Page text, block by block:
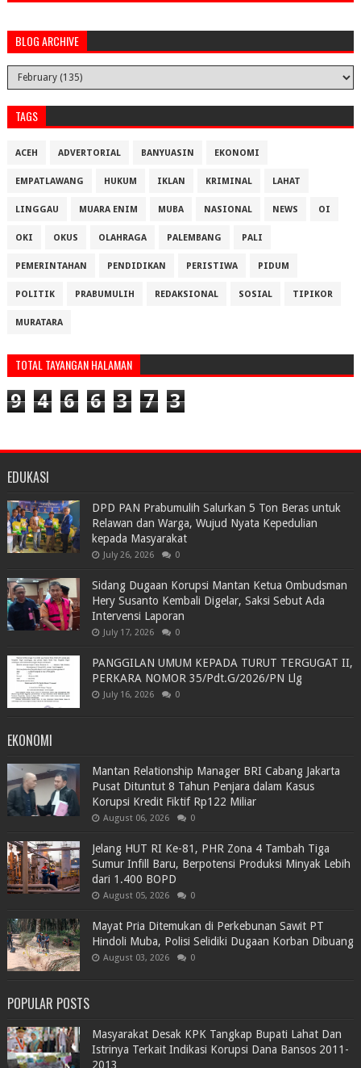
BLOG ARCHIVE
TAGS
ACEH ADVERTORIAL BANYUASIN EKONOMI
EMPATLAWANG HUKUM IKLAN KRIMINAL LAHAT
LINGGAU MUARA ENIM MUBA NASIONAL NEWS OI
OKI OKUS OLAHRAGA PALEMBANG PALI
PEMERINTAHAN PENDIDIKAN PERISTIWA PIDUM
POLITIK PRABUMULIH REDAKSIONAL SOSIAL TIPIKOR
MURATARA
TOTAL TAYANGAN HALAMAN
9 4 6 6 3 7 3
EDUKASI
DPD PAN Prabumulih Salurkan 5 Ton Beras untuk
Relawan dan Warga, Wujud Nyata Kepedulian
kepada Masyarakat
July 26, 2026 0
Sidang Dugaan Korupsi Mantan Ketua Ombudsman
Hery Susanto Kembali Digelar, Saksi Sebut Ada
Intervensi Laporan
July 17, 2026 0
PANGGILAN UMUM KEPADA TURUT TERGUGAT II,
PERKARA NOMOR 35/Pdt.G/2026/PN Llg
July 16, 2026 0
EKONOMI
Mantan Relationship Manager BRI Cabang Jakarta
Pusat Dituntut 8 Tahun Penjara dalam Kasus
Korupsi Kredit Fiktif Rp122 Miliar
August 06, 2026 0
Jelang HUT RI Ke-81, PHR Zona 4 Tambah Tiga
Sumur Infill Baru, Berpotensi Produksi Minyak Lebih
dari 1.400 BOPD
August 05, 2026 0
Mayat Pria Ditemukan di Perkebunan Sawit PT
Hindoli Muba, Polisi Selidiki Dugaan Korban Dibuang
August 03, 2026 0
POPULAR POSTS
Masyarakat Desak KPK Tangkap Bupati Lahat Dan
Istrinya Terkait Indikasi Korupsi Dana Bansos 2011-
2013